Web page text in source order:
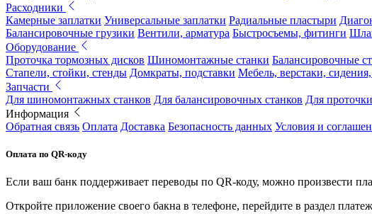
Расходники
Камерные заплатки Универсальные заплатки Радиальные пластыри
Балансировочные грузики Вентили, арматура Быстросъемы, фитинги
Оборудование
Проточка тормозных дисков Шиномонтажные станки Балансировочные
Стапели, стойки, стенды Домкраты, подставки Мебель, верстаки,
Запчасти
Для шиномонтажных станков Для балансировочных станков Для
Информация
Обратная связь Оплата Доставка Безопасность данных Условия и
Оплата по QR-коду
Если ваш банк поддерживает переводы по QR-коду, можно произвести
Откройте приложение своего бакна в телефоне, перейдите в раздел